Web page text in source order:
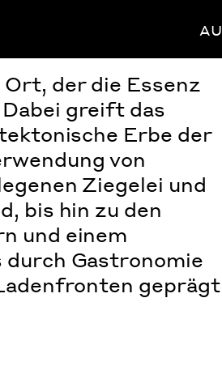
AU
der die Essenz
greift das
Erbe der
von
Ziegelei und
bis hin zu den
und einem
durch Gastronomie
geprägt